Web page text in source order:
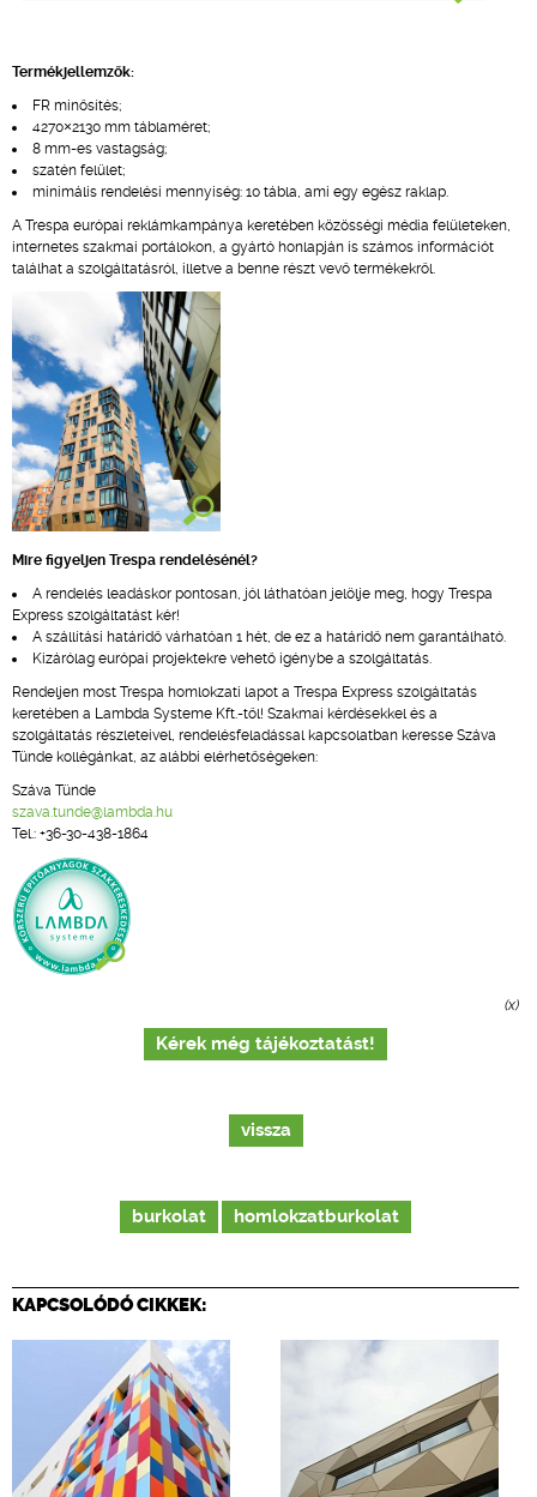
Termékjellemzők:
FR minősítés;
4270×2130 mm táblaméret;
8 mm-es vastagság;
szatén felület;
minimális rendelési mennyiség: 10 tábla, ami egy egész raklap.
A Trespa európai reklámkampánya keretében közösségi média felületeken,
internetes szakmai portálokon, a gyártó honlapján is számos információt
találhat a szolgáltatásról, illetve a benne részt vevő termékekről.
Mire figyeljen Trespa rendelésénél?
A rendelés leadáskor pontosan, jól láthatóan jelölje meg, hogy Trespa
Express szolgáltatást kér!
A szállítási határidő várhatóan 1 hét, de ez a határidő nem garantálható.
Kizárólag európai projektekre vehető igénybe a szolgáltatás.
Rendeljen most Trespa homlokzati lapot a Trespa Express szolgáltatás
keretében a Lambda Systeme Kft.-től! Szakmai kérdésekkel és a
szolgáltatás részleteivel, rendelésfeladással kapcsolatban keresse Száva
Tünde kollégánkat, az alábbi elérhetőségeken:
Száva Tünde
szava.tunde@lambda.hu
Tel.: +36-30-438-1864
(x)
Kérek még tájékoztatást!
vissza
burkolat homlokzatburkolat
KAPCSOLÓDÓ CIKKEK: